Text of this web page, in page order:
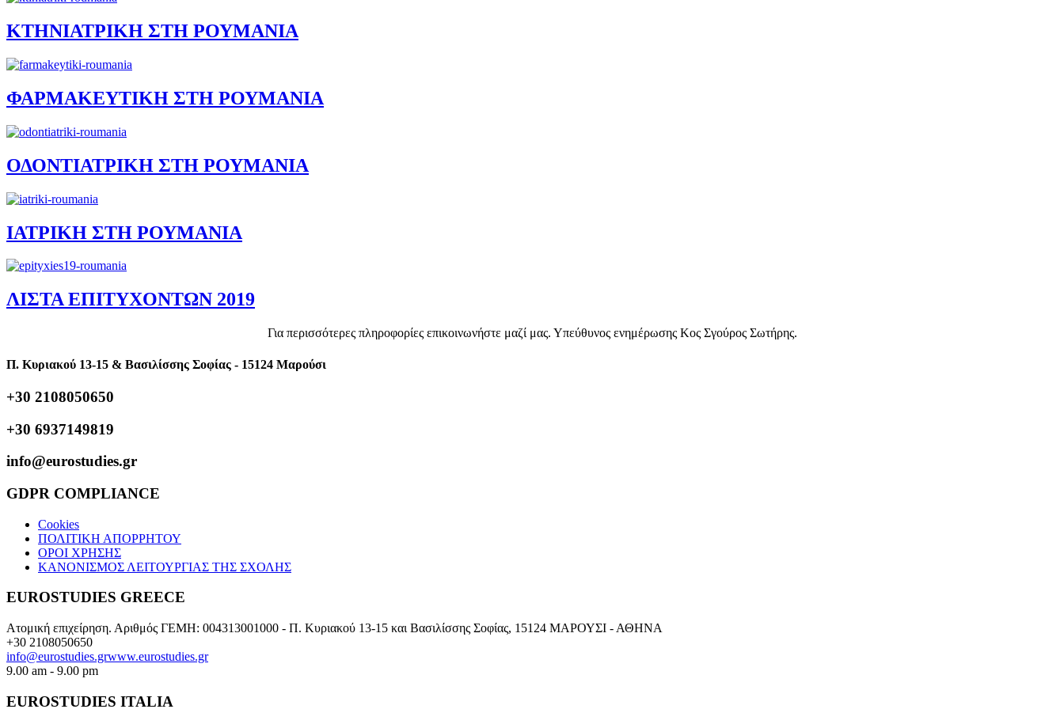
ΚΤΗΝΙΑΤΡΙΚΗ ΣΤΗ ΡΟΥΜΑΝΙΑ
ΦΑΡΜΑΚΕΥΤΙΚΗ ΣΤΗ ΡΟΥΜΑΝΙΑ
ΟΔΟΝΤΙΑΤΡΙΚΗ ΣΤΗ ΡΟΥΜΑΝΙΑ
ΙΑΤΡΙΚΗ ΣΤΗ ΡΟΥΜΑΝΙΑ
ΛΙΣΤΑ ΕΠΙΤΥΧΟΝΤΩΝ 2019
Για περισσότερες πληροφορίες επικοινωνήστε μαζί μας. Υπεύθυνος ενημέρωσης Κος Σγούρος Σωτήρης.
Π. Κυριακού 13-15 & Βασιλίσσης Σοφίας - 15124 Μαρούσι
+30 2108050650
+30 6937149819
info@eurostudies.gr
GDPR COMPLIANCE
Cookies
ΠΟΛΙΤΙΚΗ ΑΠΟΡΡΗΤΟΥ
ΟΡΟΙ ΧΡΗΣΗΣ
ΚΑΝΟΝΙΣΜΟΣ ΛΕΙΤΟΥΡΓΙΑΣ ΤΗΣ ΣΧΟΛΗΣ
EUROSTUDIES GREECE
Ατομική επιχείρηση. Αριθμός ΓΕΜΗ: 004313001000 - Π. Κυριακού 13-15 και Βασιλίσσης Σοφίας, 15124 ΜΑΡΟΥΣΙ - ΑΘΗΝΑ
+30 2108050650
info@eurostudies.grwww.eurostudies.gr
9.00 am - 9.00 pm
EUROSTUDIES ITALIA